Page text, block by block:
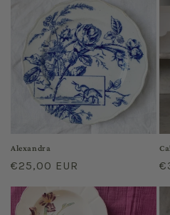
Alexandra
Regular
€25,00 EUR